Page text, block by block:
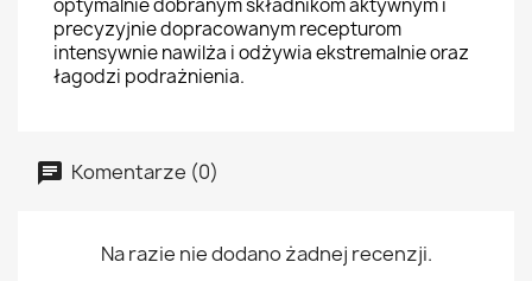
optymalnie dobranym składnikom aktywnym i
precyzyjnie dopracowanym recepturom
intensywnie nawilża i odżywia ekstremalnie oraz
łagodzi podrażnienia.
Komentarze (0)
Na razie nie dodano żadnej recenzji.